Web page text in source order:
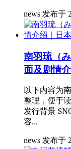
news 发布于
南羽琉（
面及剧情
以下内容为
整理，便于
发行背景
容...
news 发布于